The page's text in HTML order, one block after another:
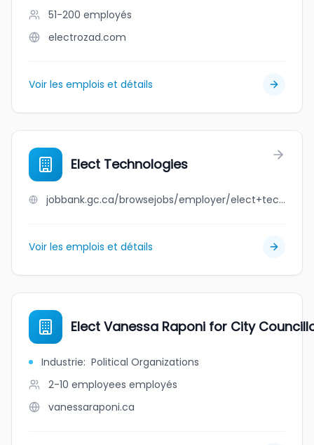
51-200 employés
electrozad.com
Voir les emplois et détails
Elect Technologies
jobbank.gc.ca/browsejobs/employer/elect+technologies/ca
Voir les emplois et détails
Elect Vanessa Raponi for City
Industrie: Political Organizations
2-10 employees employés
vanessaraponi.ca